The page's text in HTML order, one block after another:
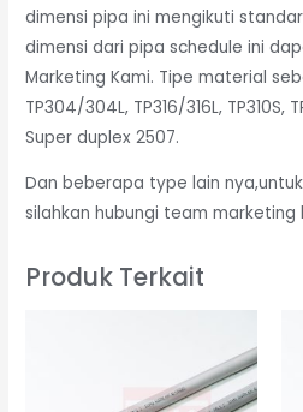
dimensi pipa ini mengikuti
dimensi dari pipa schedule ini
Marketing Kami. Tipe material
TP304/304L, TP316/316L, TP310S,
Super duplex 2507.
Dan beberapa type lain
silahkan hubungi team marketing
Produk Terkait